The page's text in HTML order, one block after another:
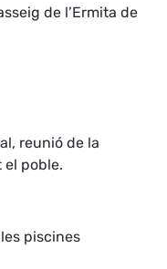
de l’Ermita de
reunió de la
el poble.
piscines